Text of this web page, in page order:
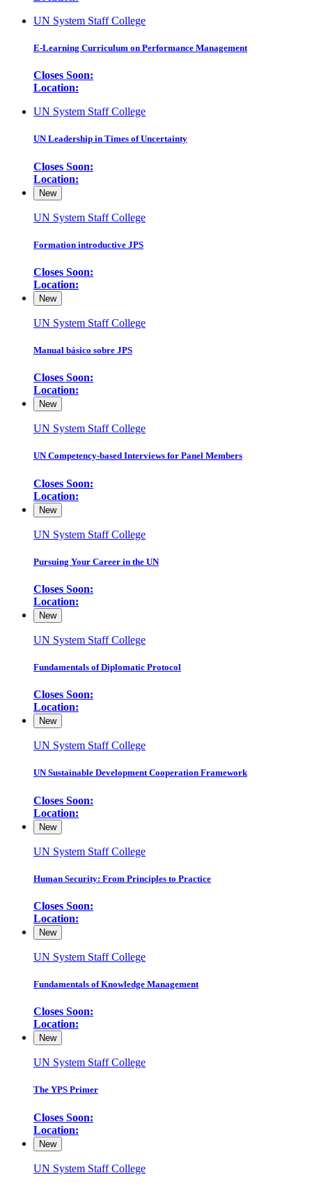
UN System Staff College
E-Learning Curriculum on Performance Management
Closes Soon:
Location:
UN System Staff College
UN Leadership in Times of Uncertainty
Closes Soon:
Location:
New
UN System Staff College
Formation introductive JPS
Closes Soon:
Location:
New
UN System Staff College
Manual básico sobre JPS
Closes Soon:
Location:
New
UN System Staff College
UN Competency-based Interviews for Panel Members
Closes Soon:
Location:
New
UN System Staff College
Pursuing Your Career in the UN
Closes Soon:
Location:
New
UN System Staff College
Fundamentals of Diplomatic Protocol
Closes Soon:
Location:
New
UN System Staff College
UN Sustainable Development Cooperation Framework
Closes Soon:
Location:
New
UN System Staff College
Human Security: From Principles to Practice
Closes Soon:
Location:
New
UN System Staff College
Fundamentals of Knowledge Management
Closes Soon:
Location:
New
UN System Staff College
The YPS Primer
Closes Soon:
Location:
New
UN System Staff College